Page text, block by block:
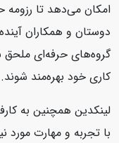
امکان می‌دهد تا رزومه
دوستان و همکاران آینده
گروه‌های حرفه‌ای ملحق
کاری خود بهره‌مند شوند.
لینکدین همچنین به
با تجربه و مهارت مورد